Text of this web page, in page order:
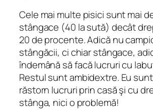
Cele mai multe pisici sunt mai
stângace (40 la sută) decât
20 de procente. Adică nu
stângăcii, ci chiar stângace,
îndemână să facă lucruri cu
Restul sunt ambidextre. Eu
răstorn lucruri prin casă şi cu
stânga, nici o problemă!